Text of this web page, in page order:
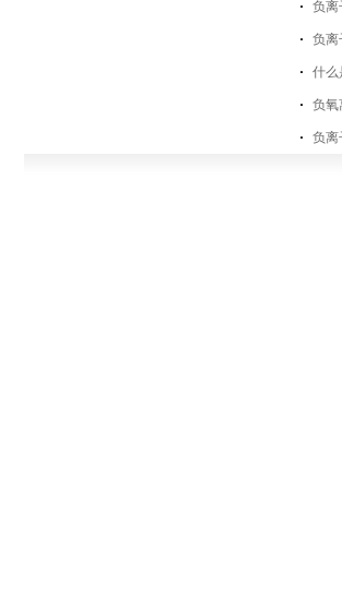
负离
负离
什么
负氧
负离